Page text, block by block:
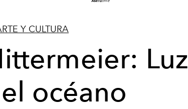
Y CULTURA
Luz
océano